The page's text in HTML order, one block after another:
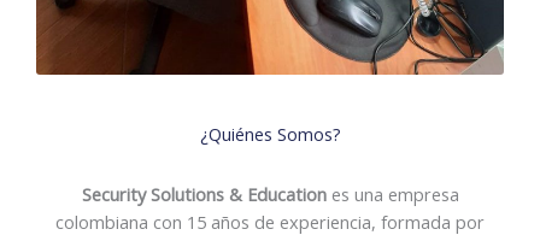
¿Quiénes Somos?
Security Solutions & Education es una empresa
colombiana con 15 años de experiencia, formada por